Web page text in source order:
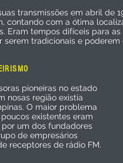
transmissões em abril de
contando com a ótima
Eram tempos difíceis para
serem tradicionais e
pioneiras no estado
nosas região existia
O maior problema
existentes eram
um dos fundadores
de empresários
receptores de rádio FM.